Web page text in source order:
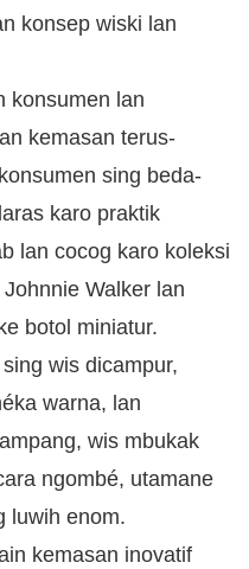
konsep wiski lan
konsumen lan
kemasan terus-
sing beda-
karo praktik
lan cocog karo koleksi
Walker lan
botol miniatur.
wis dicampur,
warna, lan
wis mbukak
ngombé, utamane
luwih enom.
kemasan inovatif